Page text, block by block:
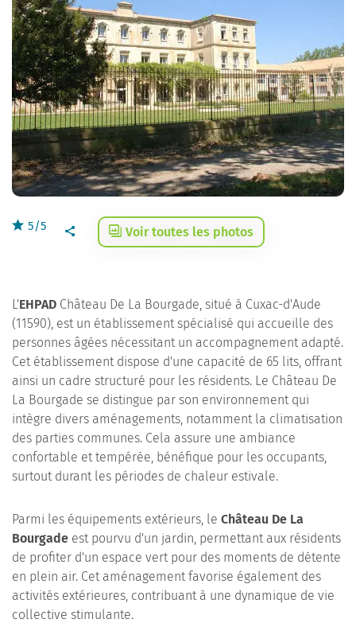
5/5 Voir toutes les photos
L'EHPAD Château De La Bourgade, situé à Cuxac-d'Aude
(11590), est un établissement spécialisé qui accueille des
personnes âgées nécessitant un accompagnement adapté.
Cet établissement dispose d'une capacité de 65 lits, offrant
ainsi un cadre structuré pour les résidents. Le Château De
La Bourgade se distingue par son environnement qui
intègre divers aménagements, notamment la climatisation
des parties communes. Cela assure une ambiance
confortable et tempérée, bénéfique pour les occupants,
surtout durant les périodes de chaleur estivale.
Parmi les équipements extérieurs, le Château De La
Bourgade est pourvu d'un jardin, permettant aux résidents
de profiter d'un espace vert pour des moments de détente
en plein air. Cet aménagement favorise également des
activités extérieures, contribuant à une dynamique de vie
collective stimulante.